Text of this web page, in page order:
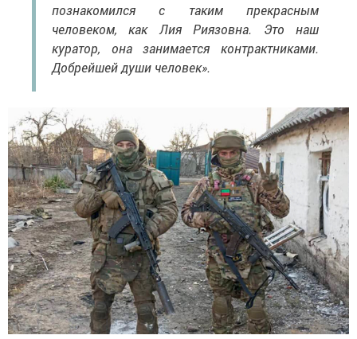
познакомился с таким прекрасным
человеком, как Лия Риязовна. Это наш
куратор, она занимается контрактниками.
Добрейшей души человек».